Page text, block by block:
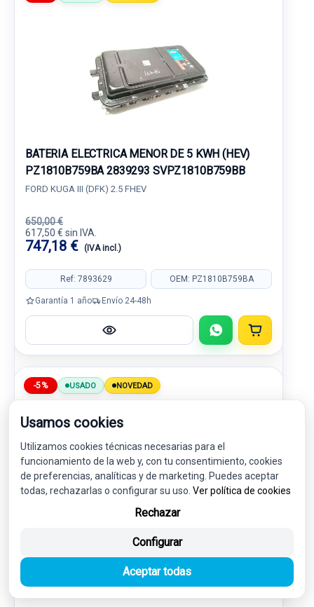
BATERIA ELECTRICA MENOR DE 5 KWH (HEV)
PZ1810B759BA 2839293 SVPZ1810B759BB
FORD KUGA III (DFK) 2.5 FHEV
650,00 €
617,50 € sin IVA.
747,18 € (IVA incl.)
Ref: 7893629 OEM: PZ1810B759BA
Garantía 1 año Envío 24-48h
-5% USADO NOVEDAD
ELECTROVENTILADOR LX618C607AC 2421567
F00HX2G213
FORD KUGA III (DFK) 2.5 FHEV
Usamos cookies
Utilizamos cookies técnicas necesarias para el
funcionamiento de la web y, con tu consentimiento, cookies
de preferencias, analíticas y de marketing. Puedes aceptar
todas, rechazarlas o configurar su uso. Ver política de cookies
Rechazar
Configurar
Aceptar todas